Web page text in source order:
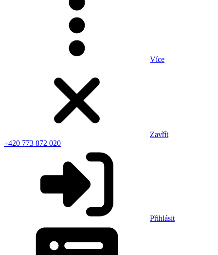
Více
Zavřít
+420 773 872 020
Přihlásit